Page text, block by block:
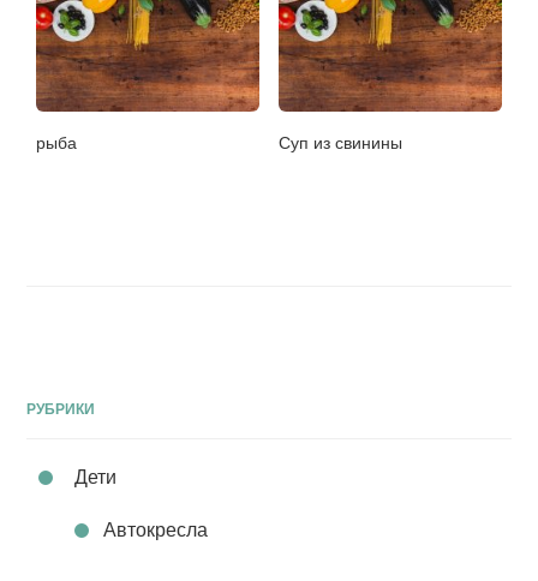
рыба Суп из свинины
РУБРИКИ
Дети
Автокресла